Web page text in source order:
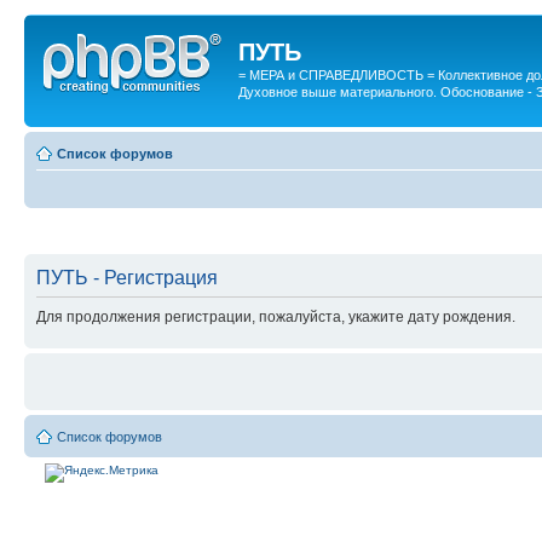
ПУТЬ
= МЕРА и СПРАВЕДЛИВОСТЬ = Коллективное
Духовное выше материального. Обоснование -
Список форумов
ПУТЬ - Регистрация
Для продолжения регистрации, пожалуйста, укажите дату рождения.
Список форумов